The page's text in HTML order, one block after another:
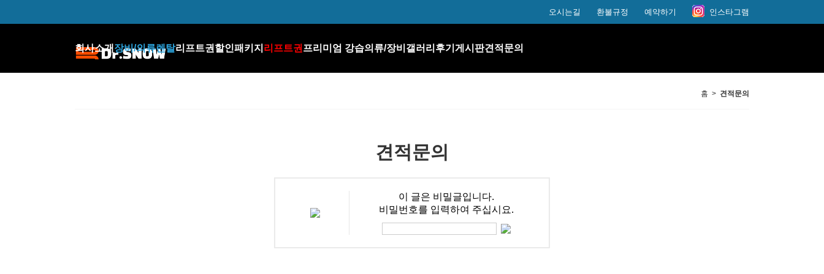
인스타그램
예약하기
환불규정
오시는길
로고
회사소개 장비/의류렌탈리프트권할인패키지 리프트권 프리미엄 강습의류/장비갤러리 후기게시판견적문의
홈 > 견적문의
견적문의
이 글은 비밀글입니다.
비밀번호를 입력하여 주십시요.